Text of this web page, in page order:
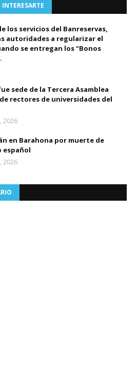
los servicios del Banreservas,
autoridades a regularizar el
se entregan los “Bonos
sede de la Tercera Asamblea
rectores de universidades del
2026
en Barahona por muerte de
español
2026